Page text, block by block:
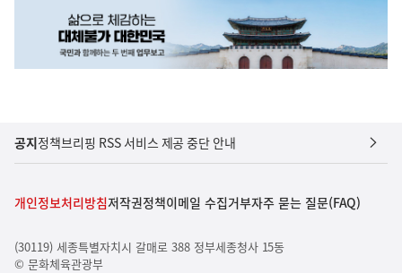
공지정책브리핑 RSS 서비스 제공 중단 안내
개인정보처리방침저작권정책이메일 수집거부자주 묻는 질문(FAQ)
(30119) 세종특별자치시 갈매로 388 정부세종청사 15동
© 문화체육관광부